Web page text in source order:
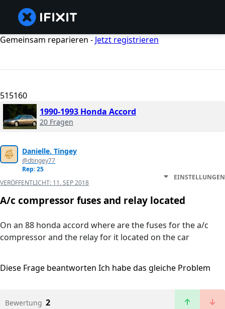
Gemeinsam reparieren - Jetzt registrieren
515160
1990-1993 Honda Accord
20 Fragen
Danielle. Tingey
@dtingey77
Rep: 25
VERÖFFENTLICHT: 11. SEP 2018
EINSTELLUNGEN
A/c compressor fuses and relay located
On an 88 honda accord where are the fuses for the a/c
compressor and the relay for it located on the car
Diese Frage beantworten Ich habe das gleiche Problem
Bewertung 2